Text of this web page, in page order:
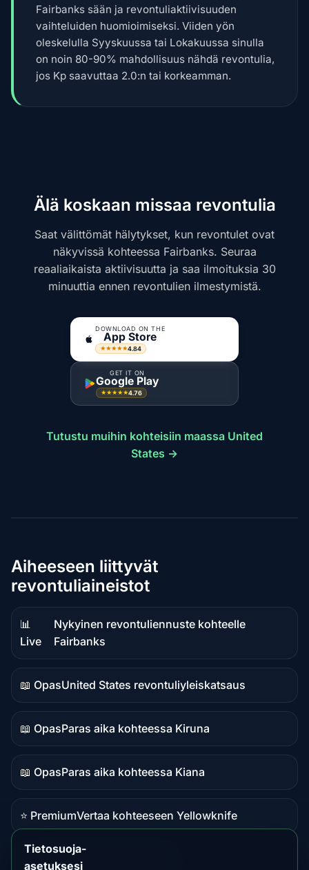
Fairbanks sään ja revontuliaktiivisuuden
vaihteluiden huomioimiseksi. Viiden yön
oleskelulla Syyskuussa tai Lokakuussa sinulla
on noin 80-90% mahdollisuus nähdä revontulia,
jos Kp saavuttaa 2.0:n tai korkeamman.
Älä koskaan missaa revontulia
Saat välittömät hälytykset, kun revontulet ovat
näkyvissä kohteessa Fairbanks. Seuraa
reaaliaikaista aktiivisuutta ja saa ilmoituksia 30
minuuttia ennen revontulien ilmestymistä.
DOWNLOAD ON THE
App Store
★★★★★4.84
GET IT ON
Google Play
★★★★★4.76
Tutustu muihin kohteisiin maassa United
States →
Aiheeseen liittyvät
revontuliaineistot
📊
Live
Reaaliaikainen
data
Nykyinen revontuliennuste kohteelle
Fairbanks
📖 Opas
Oppaan
sisältö
United States revontuliyleiskatsaus
📖 Opas
Oppaan
sisältö
Paras aika kohteessa Kiruna
📖 Opas
Oppaan
sisältö
Paras aika kohteessa Kiana
⭐ Premium
Premium-
kohde
Vertaa kohteeseen Yellowknife
📖 Opas
Oppaan
Alaska katselupaikat
Tietosuoja-
asetuksesi